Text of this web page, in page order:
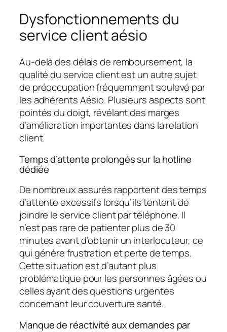
Dysfonctionnements du
service client aésio
Au-delà des délais de remboursement, la
qualité du service client est un autre sujet
de préoccupation fréquemment soulevé par
les adhérents Aésio. Plusieurs aspects sont
pointés du doigt, révélant des marges
d’amélioration importantes dans la relation
client.
Temps d’attente prolongés sur la hotline
dédiée
De nombreux assurés rapportent des temps
d’attente excessifs lorsqu’ils tentent de
joindre le service client par téléphone. Il
n’est pas rare de patienter plus de 30
minutes avant d’obtenir un interlocuteur, ce
qui génère frustration et perte de temps.
Cette situation est d’autant plus
problématique pour les personnes âgées ou
celles ayant des questions urgentes
concernant leur couverture santé.
Manque de réactivité aux demandes par